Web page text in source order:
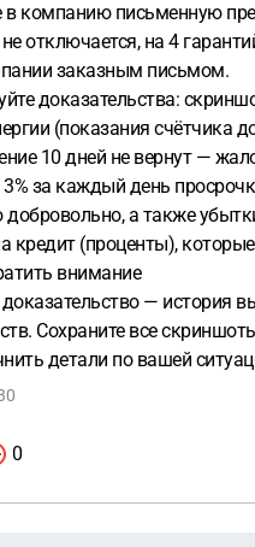
в компанию письменную
отключается, на 4
заказным письмом.
доказательства:
(показания счётчика
10 дней не вернут —
3% за каждый день
добровольно, а также
кредит (проценты),
внимание
— история
Сохраните все
детали по вашей
0